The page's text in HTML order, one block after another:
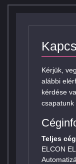
Kérjük,
alábbi
kérdése
csapatunk
Teljes
ELCON